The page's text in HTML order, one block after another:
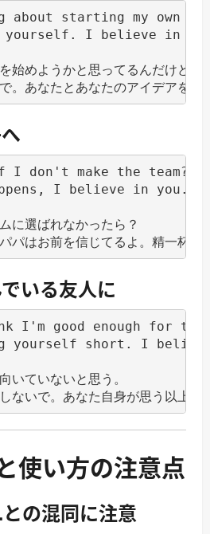
about starting my own
yourself. I believe in
始めようかと思ってるんだけど、
I don't make the team?
I believe in you.
に選ばれなかったら？
いる友人に
I'm good enough for
yourself short. I
ていないと思う。
使い方の注意点
の混同に注意